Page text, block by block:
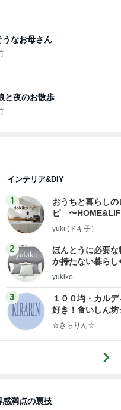
なお母さん
と夜のお散歩
インテリア&DIY
1
おうちと暮らしの
ピ 〜
yuki (ドキ子）
2
ほんとうに必要な
か持たない暮ら
ep Life Simple◆
yukiko
3
１００均・カルデ
好き！食いしん
らりん☆のブログ
☆きらりん☆
満点の裏技